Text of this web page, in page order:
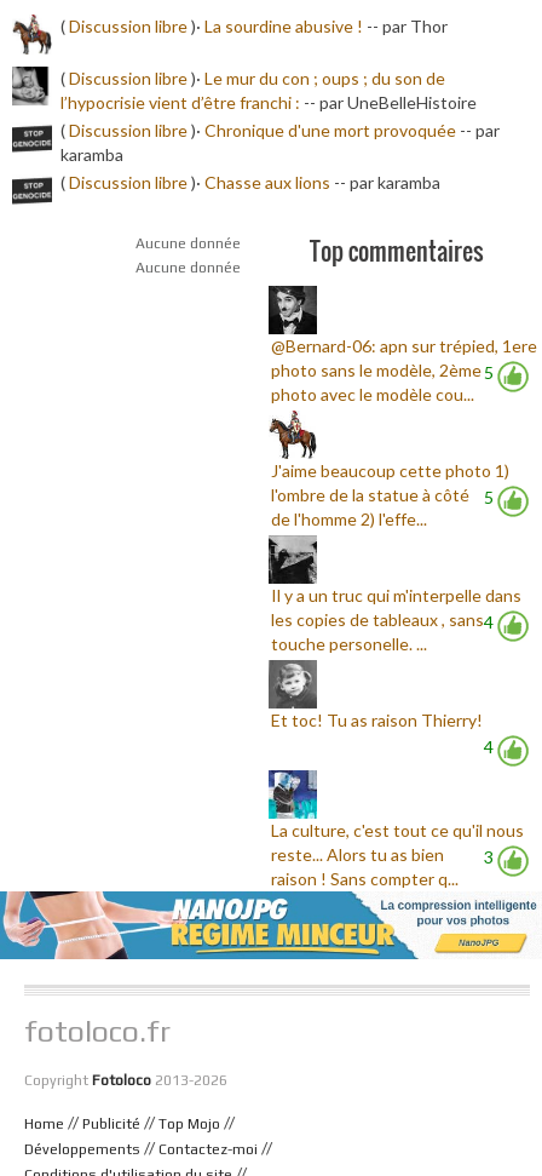
(Discussion libre)· La sourdine abusive ! -- par Thor
(Discussion libre)· Le mur du con ; oups ; du son de
l’hypocrisie vient d’être franchi : -- par UneBelleHistoire
(Discussion libre)· Chronique d'une mort provoquée -- par
karamba
(Discussion libre)· Chasse aux lions -- par karamba
Aucune donnée
Aucune donnée
Top commentaires
5
@Bernard-06: apn sur trépied, 1ere
photo sans le modèle, 2ème
photo avec le modèle cou...
5
J'aime beaucoup cette photo 1)
l'ombre de la statue à côté
de l'homme 2) l'effe...
4
Il y a un truc qui m'interpelle dans
les copies de tableaux , sans
touche personelle. ...
4
Et toc! Tu as raison Thierry!
3
La culture, c'est tout ce qu'il nous
reste... Alors tu as bien
raison ! Sans compter q...
fotoloco.fr
Copyright Fotoloco 2013-2026
Home // Publicité // Top Mojo //
Développements // Contactez-moi //